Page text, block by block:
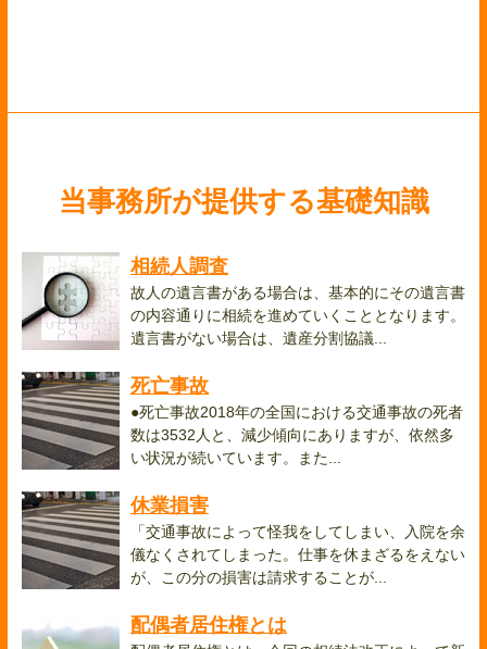
当事務所が提供する基礎知識
相続人調査
故人の遺言書がある場合は、基本的にその遺言書
の内容通りに相続を進めていくこととなります。
遺言書がない場合は、遺産分割協議...
死亡事故
●死亡事故2018年の全国における交通事故の死者
数は3532人と、減少傾向にありますが、依然多
い状況が続いています。また...
休業損害
「交通事故によって怪我をしてしまい、入院を余
儀なくされてしまった。仕事を休まざるをえない
が、この分の損害は請求することが...
配偶者居住権とは